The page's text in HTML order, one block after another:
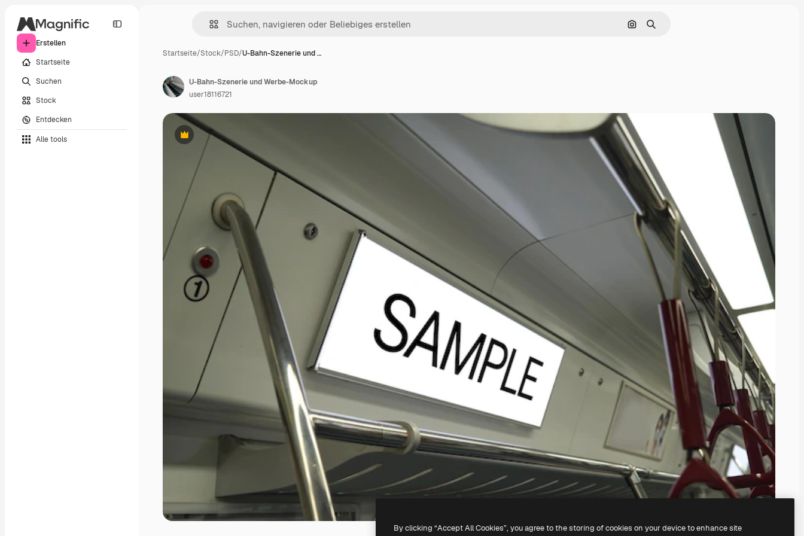
Erstellen
Startseite
Suchen
Stock
Entdecken
Alle tools
Nach Bild suchen
Suchen
Startseite/Stock/PSD/U-Bahn-Szenerie und …
Premium
U-Bahn-Szenerie und Werbe-Mockup
user18116721
By clicking “Accept All Cookies”, you agree to the storing of cookies on your device to enhance site